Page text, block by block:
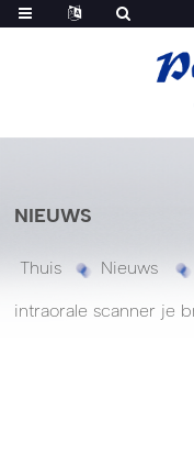
NIEUWS
Thuis Nieuws
intraorale scanner je